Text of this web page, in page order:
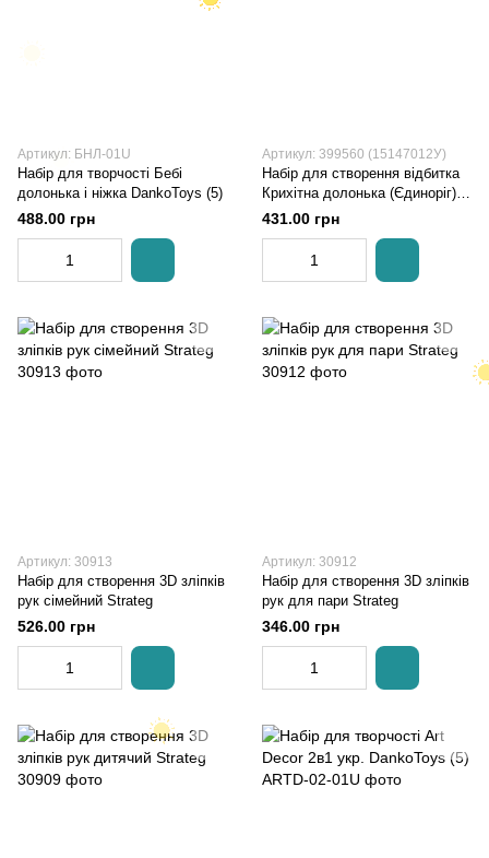
Артикул: БНЛ-01U
Набір для творчості Бебі
долонька і ніжка DankoToys (5)
488.00 грн
Артикул: 399560 (15147012У)
Набір для створення відбитка
Крихітна долонька (Єдиноріг)
Ранок
431.00 грн
Артикул: 30913
Набір для створення 3D зліпків
рук сімейний Strateg
526.00 грн
Артикул: 30912
Набір для створення 3D зліпків
рук для пари Strateg
346.00 грн